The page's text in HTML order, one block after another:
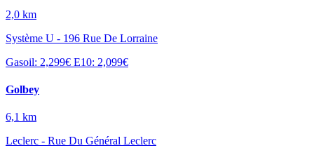
2,0 km
Système U - 196 Rue De Lorraine
Gasoil: 2,299€ E10: 2,099€
Golbey
6,1 km
Leclerc - Rue Du Général Leclerc